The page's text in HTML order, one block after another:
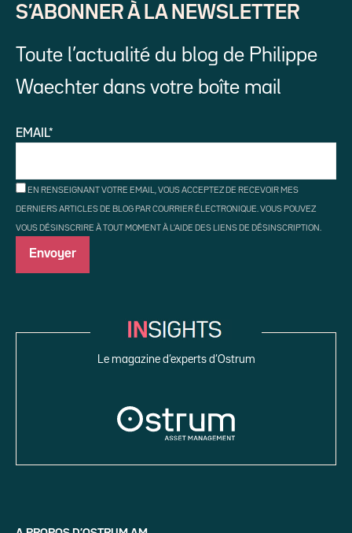
S’ABONNER À LA NEWSLETTER
Toute l’actualité du blog de Philippe
Waechter dans votre boîte mail
EMAIL*
EN RENSEIGNANT VOTRE EMAIL, VOUS ACCEPTEZ DE RECEVOIR MES
DERNIERS ARTICLES DE BLOG PAR COURRIER ÉLECTRONIQUE. VOUS POUVEZ
VOUS DÉSINSCRIRE À TOUT MOMENT À L'AIDE DES LIENS DE DÉSINSCRIPTION.
Le magazine d’experts d’Ostrum